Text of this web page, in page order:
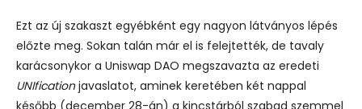
Ezt az új szakaszt egyébként egy nagyon látványos lépés
előzte meg. Sokan talán már el is felejtették, de tavaly
karácsonykor a Uniswap DAO megszavazta az eredeti
UNIficationjavaslatot, aminek keretében két nappal
később (december 28-án) a kincstárból szabad szemmel